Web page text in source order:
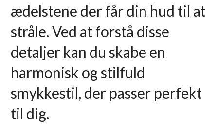
ædelstene der får din hud til at
stråle. Ved at forstå disse
detaljer kan du skabe en
harmonisk og stilfuld
smykkestil, der passer perfekt
til dig.